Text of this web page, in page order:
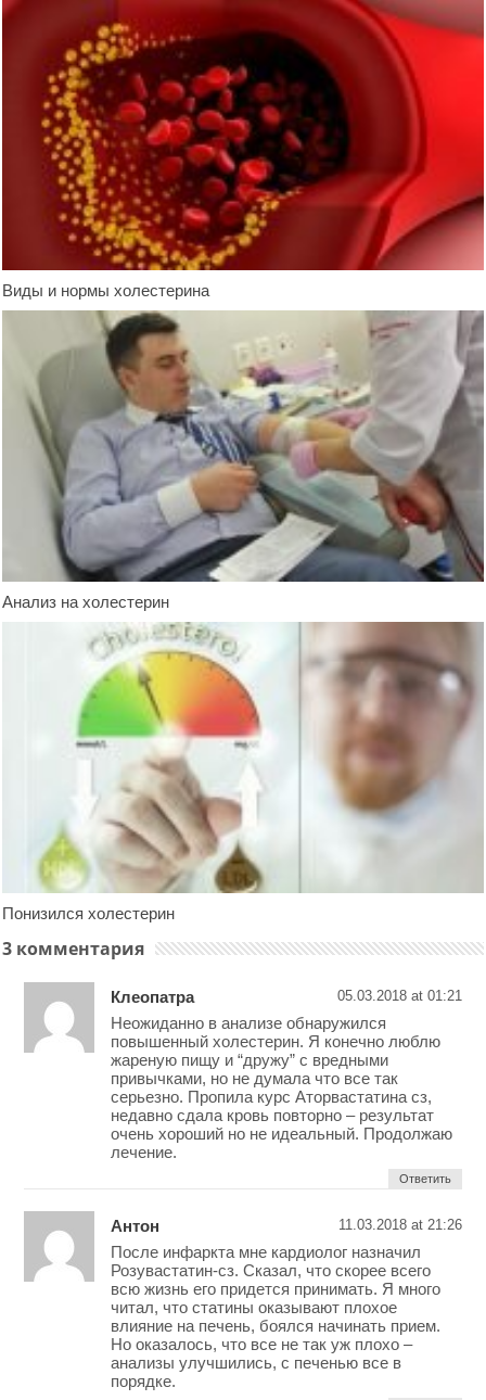
Виды и нормы холестерина
Анализ на холестерин
Понизился холестерин
3 комментария
Клеопатра 05.03.2018 at 01:21
Неожиданно в анализе обнаружился
повышенный холестерин. Я конечно люблю
жареную пищу и “дружу” с вредными
привычками, но не думала что все так
серьезно. Пропила курс Аторвастатина сз,
недавно сдала кровь повторно – результат
очень хороший но не идеальный. Продолжаю
лечение.
Ответить
Антон 11.03.2018 at 21:26
После инфаркта мне кардиолог назначил
Розувастатин-сз. Сказал, что скорее всего
всю жизнь его придется принимать. Я много
читал, что статины оказывают плохое
влияние на печень, боялся начинать прием.
Но оказалось, что все не так уж плохо –
анализы улучшились, с печенью все в
порядке.